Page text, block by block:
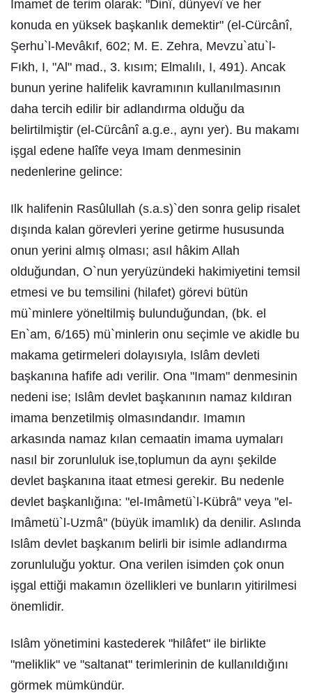
Imamet de terim olarak: "Dinî, dünyevî ve her
konuda en yüksek başkanlık demektir" (el-Cürcânî,
Şerhu`l-Mevâkıf, 602; M. E. Zehra, Mevzu`atu`l-
Fıkh, I, "Al" mad., 3. kısım; Elmalılı, I, 491). Ancak
bunun yerine halifelik kavramının kullanılmasının
daha tercih edilir bir adlandırma olduğu da
belirtilmiştir (el-Cürcânî a.g.e., aynı yer). Bu makamı
işgal edene halîfe veya Imam denmesinin
nedenlerine gelince:
Ilk halifenin Rasûlullah (s.a.s)`den sonra gelip risalet
dışında kalan görevleri yerine getirme hususunda
onun yerini almış olması; asıl hâkim Allah
olduğundan, O`nun yeryüzündeki hakimiyetini temsil
etmesi ve bu temsilini (hilafet) görevi bütün
mü`minlere yöneltilmiş bulunduğundan, (bk. el
En`am, 6/165) mü`minlerin onu seçimle ve akidle bu
makama getirmeleri dolayısıyla, Islâm devleti
başkanına hafife adı verilir. Ona "Imam" denmesinin
nedeni ise; Islâm devlet başkanının namaz kıldıran
imama benzetilmiş olmasındandır. Imamın
arkasında namaz kılan cemaatin imama uymaları
nasıl bir zorunluluk ise,toplumun da aynı şekilde
devlet başkanına itaat etmesi gerekir. Bu nedenle
devlet başkanlığına: "el-Imâmetü`l-Kübrâ" veya "el-
Imâmetü`l-Uzmâ" (büyük imamlık) da denilir. Aslında
Islâm devlet başkanım belirli bir isimle adlandırma
zorunluluğu yoktur. Ona verilen isimden çok onun
işgal ettiği makamın özellikleri ve bunların yitirilmesi
önemlidir.
Islâm yönetimini kastederek "hilâfet" ile birlikte
"meliklik" ve "saltanat" terimlerinin de kullanıldığını
görmek mümkündür.